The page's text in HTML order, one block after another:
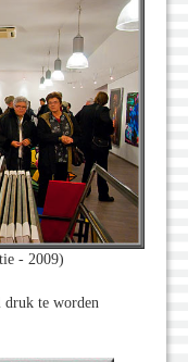
- 2009)
druk te worden